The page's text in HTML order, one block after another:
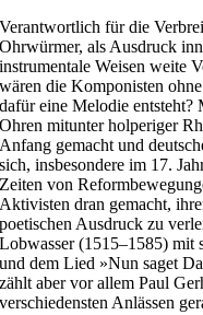
Verantwortlich für die
Ohrwürmer, als Ausdruck
instrumentale Weisen weite
wären die Komponisten
dafür eine Melodie
Ohren mitunter holperiger
Anfang gemacht und
sich, insbesondere im 17.
Zeiten von
Aktivisten dran gemacht,
poetischen Ausdruck zu
Lobwasser (1515–1585) mit
und dem Lied »Nun saget
zählt aber vor allem Paul
verschiedensten Anlässen